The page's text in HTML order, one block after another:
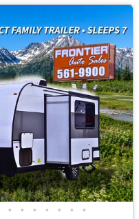
• • • • • • •